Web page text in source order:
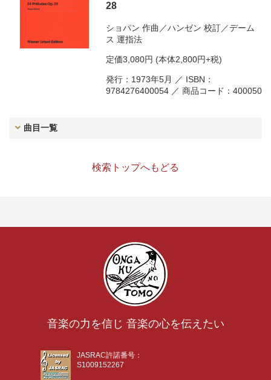
28
ショパン 作曲／ハンゼン 校訂／デーム
ス 運指法
定価3,080円 (本体2,800円+税)
発行：1973年5月 ／ ISBN：
9784276400054 ／ 商品コード：400050
曲目一覧
検索トップへもどる
音楽の力を信じ 音楽の心を伝えたい
JASRAC許諾番号：
S1009152267